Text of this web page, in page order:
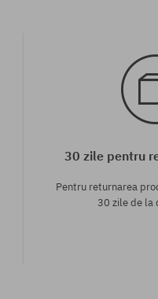
30 zile pentru
Pentru returnarea
30 zile de la